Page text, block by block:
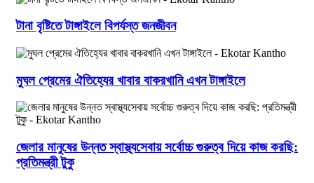
টানা বৃষ্টিতে টাঙ্গাইলে বিপর্যস্ত জনজীবন
মুঘল প্রেমের ঐতিহ্যের খাবার বাকরখানি এখন টাঙ্গাইলে
জেলার মানুষের উন্নত স্বাস্থ্যসেবায় সর্বোচ্চ গুরুত্ব দিয়ে কাজ করছি:
প্রতিমন্ত্রী টুকু